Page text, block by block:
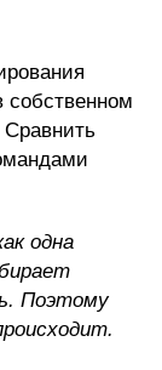
одна
Поэтому